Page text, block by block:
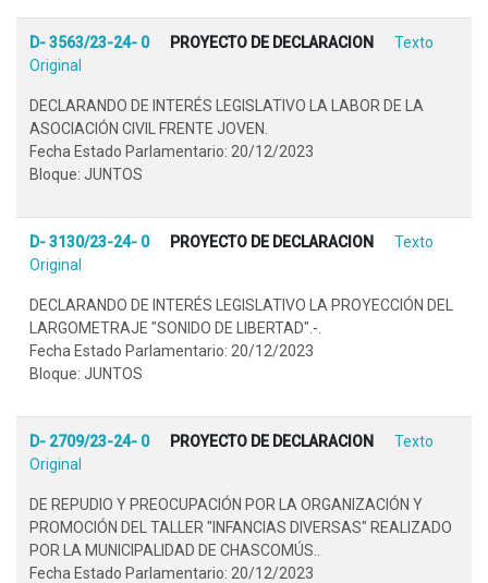
D- 3563/23-24- 0 PROYECTO DE DECLARACION
Texto
Original
DECLARANDO DE INTERÉS LEGISLATIVO LA LABOR DE LA
ASOCIACIÓN CIVIL FRENTE JOVEN.
Fecha Estado Parlamentario: 20/12/2023
Bloque: JUNTOS
D- 3130/23-24- 0 PROYECTO DE DECLARACION
Texto
Original
DECLARANDO DE INTERÉS LEGISLATIVO LA PROYECCIÓN DEL
LARGOMETRAJE "SONIDO DE LIBERTAD".-.
Fecha Estado Parlamentario: 20/12/2023
Bloque: JUNTOS
D- 2709/23-24- 0 PROYECTO DE DECLARACION
Texto
Original
DE REPUDIO Y PREOCUPACIÓN POR LA ORGANIZACIÓN Y
PROMOCIÓN DEL TALLER "INFANCIAS DIVERSAS" REALIZADO
POR LA MUNICIPALIDAD DE CHASCOMÚS..
Fecha Estado Parlamentario: 20/12/2023